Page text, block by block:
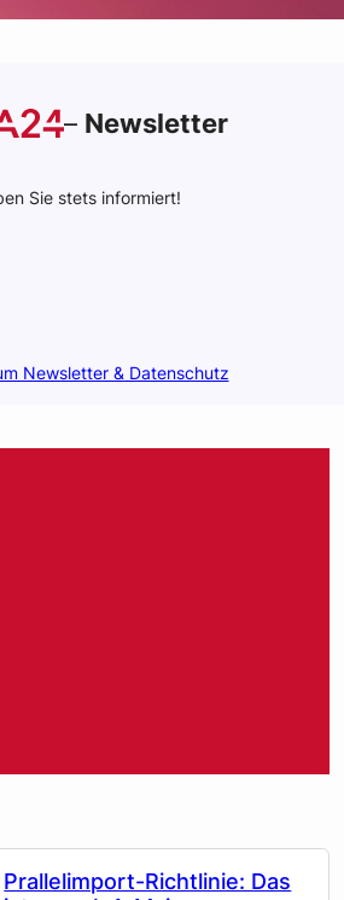
– Newsletter
Sie stets informiert!
Newsletter & Datenschutz
Prallelimport-Richtlinie: Das